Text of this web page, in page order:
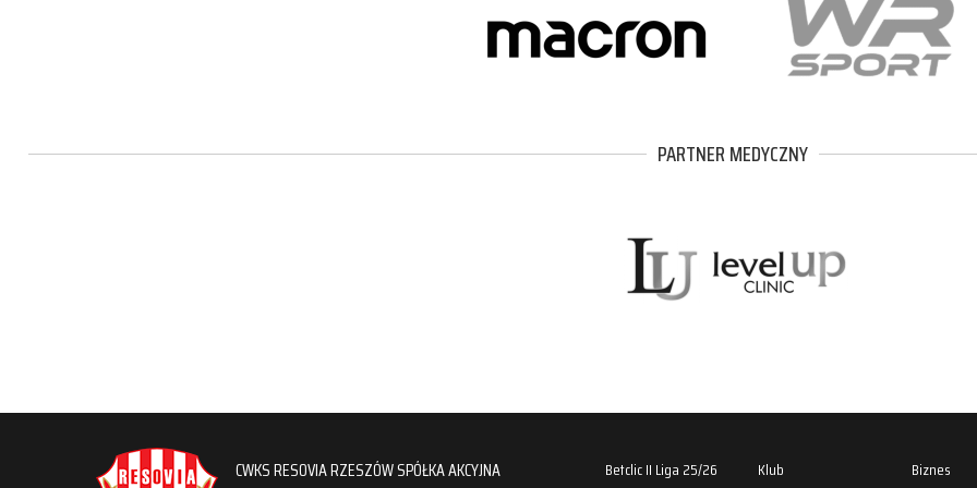
PARTNER MEDYCZNY
CWKS RESOVIA RZESZÓW SPÓŁKA AKCYJNA Betclic II Liga 25/26 Klub Biznes